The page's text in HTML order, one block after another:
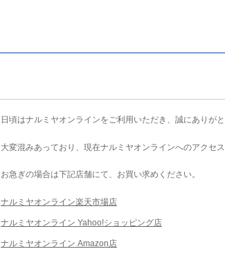
日頃はナルミヤオンラインをご利用いただき、誠にありがと
大変混みあっており、現在ナルミヤオンラインへのアクセ
お急ぎの場合は下記店舗にて、お買い求めください。
ナルミヤオンライン楽天市場店
ナルミヤオンライン Yahoo!ショッピング店
ナルミヤオンライン Amazon店